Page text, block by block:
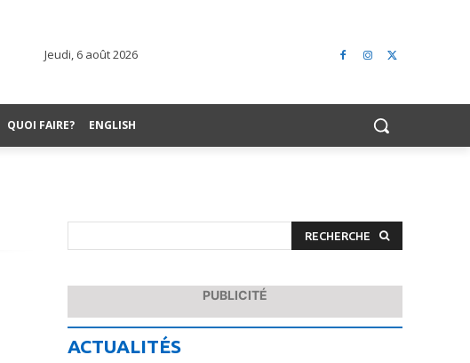
Jeudi, 6 août 2026
QUOI FAIRE? ENGLISH
RECHERCHE
PUBLICITÉ
ACTUALITÉS